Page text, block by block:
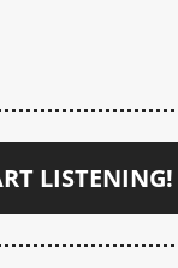
LISTENING!